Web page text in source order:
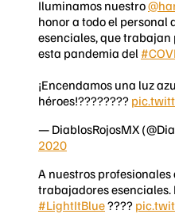
Iluminamos nuestro
honor a todo el personal
esenciales, que
esta pandemia del
¡Encendamos una luz
héroes!????????
— DiablosRojosMX
2020
A nuestros profesionales
trabajadores esenciales.
#LightItBlue????